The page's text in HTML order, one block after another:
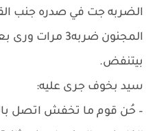
الضربه جت في صدره جنب
المجنون ضربه3
بيتنفض.
سيد بخوف جرى عليه:
– حُن قوم ما تخفش اتصل